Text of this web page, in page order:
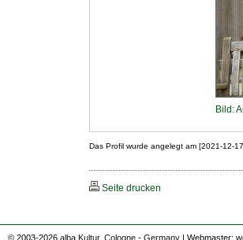
Bild:
Das Profil wurde angelegt am [2021-12-
Seite drucken
© 2003-2026 alba Kultur, Cologne - Germany | Webmaster: